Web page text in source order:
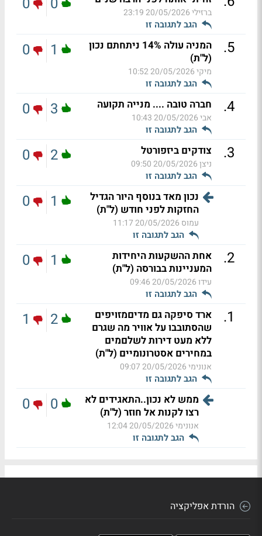
ברזילי20/05/2026 23:19
הגב לתגובה זו
5
.
המניה עולה 14% ניתחתם נכון
(ל"ת)
מיקי20/05/2026 10:52
הגב לתגובה זו
1
0
4
. חברה טובה .... מנייה תקועה
אבי20/05/2026 10:43
הגב לתגובה זו
3
0
3
. צודקים ביזפורטל
ניצן20/05/2026 09:50
הגב לתגובה זו
2
0
נכון מאד בנוסף היור הגדיל
החזקות לפני חודש (ל"ת)
עמוס 20/05/2026 11:17
הגב לתגובה זו
1
0
2
.
אחת ההשקעות היחידות
המעניינות בבורסה (ל"ת)
עידו20/05/2026 09:46
הגב לתגובה זו
1
0
1
.
ארד סיפקה גם מדיםמזויפים
שהסתובבו על אוויר מה שגרם
ללא מעט דירות לשלםמים
במחירים אסטרונומיים (ל"ת)
אנונימי20/05/2026 09:07
הגב לתגובה זו
2
1
ממש לא נכון..התאגידים לא
רצו לקנות אל חוזר (ל"ת)
אנונימי20/05/2026 12:04
הגב לתגובה זו
0
0
הורדת אפליקציה